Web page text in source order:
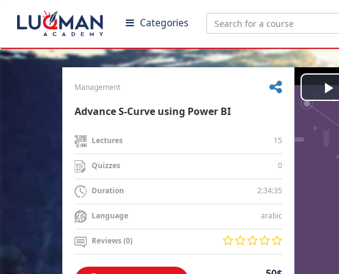
Categories
Management
Advance S-Curve using Power BI
Lectures 15
Quizzes 0
Duration 2:34:35
Language arabic
Reviews (0)